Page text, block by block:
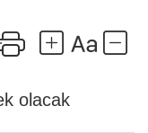
olacak